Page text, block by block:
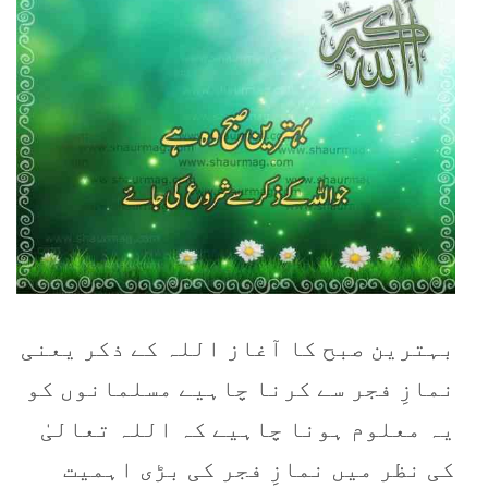
بہترین صبح کا آغاز اللہ کے ذکر یعنی
نمازِ فجر سے کرنا چاہیے مسلمانوں کو
یہ معلوم ہونا چاہیے کہ اللہ تعالیٰ
کی نظر میں نمازِ فجر کی بڑی اہمیت